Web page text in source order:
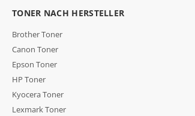
TONER NACH HERSTELLER
Brother Toner
Canon Toner
Epson Toner
HP Toner
Kyocera Toner
Lexmark Toner